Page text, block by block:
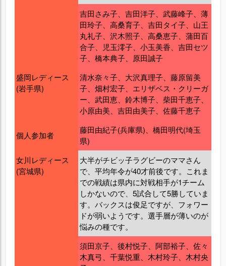
吉田さみ子、吉田洋子、武藤峰子、薄
田玲子、高桑育子、吉田タイ子、山王
丸礼子、沢木照子、高桑恵子、蒲田百
合子、児玉澪子、小玉美香、吉田セツ
子、橋本典子、原田誠子
盛岡レディース
(岩手県)
清水奈々子、大沢真理子、藤原留美
子、畑村宏子、エリザベス・クリーガ
ー、武田恵、鈴木博子、柴田千恵子、
小原由美、吉田由美子、佐藤千恵子
個人参加者
藤田由紀子(兵庫県)、橋田明代(埼玉
県)
女川レディース
(宮城県)
大半がチビッ子ラグビーのママさん
で、平均年令が40才前後です。これま
での戦績は県内に対戦相手が1チーム
しかないので、5試合して5勝していま
す。バックスは俊足ですが、フォワー
ドが弱いようです。選手層が薄いのが
悩みの種です。
須田京子、後村悦子、阿部裕子、佐々
木真弓、千葉悦重、木村玲子、木村央